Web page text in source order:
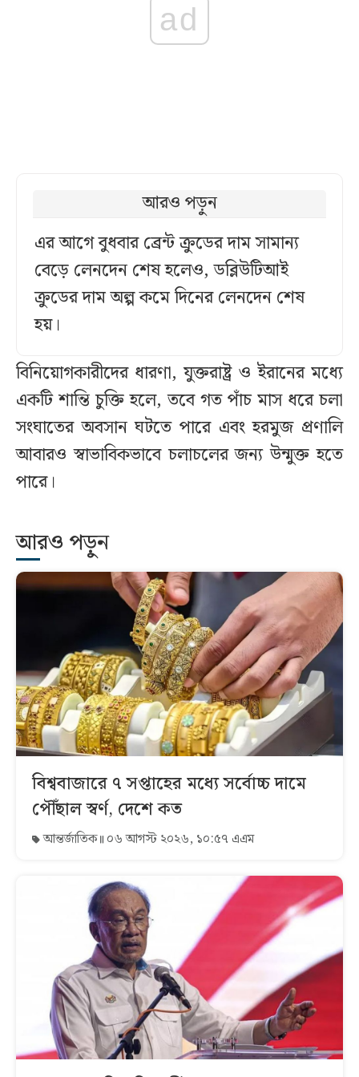
ad
আরও পড়ুন
এর আগে বুধবার ব্রেন্ট ক্রুডের দাম সামান্য
বেড়ে লেনদেন শেষ হলেও, ডব্লিউটিআই
ক্রুডের দাম অল্প কমে দিনের লেনদেন শেষ
হয়।
বিনিয়োগকারীদের ধারণা, যুক্তরাষ্ট্র ও ইরানের মধ্যে
একটি শান্তি চুক্তি হলে, তবে গত পাঁচ মাস ধরে চলা
সংঘাতের অবসান ঘটতে পারে এবং হরমুজ প্রণালি
আবারও স্বাভাবিকভাবে চলাচলের জন্য উন্মুক্ত হতে
পারে।
আরও পড়ুন
বিশ্ববাজারে ৭ সপ্তাহের মধ্যে সর্বোচ্চ দামে
পৌঁছাল স্বর্ণ, দেশে কত
আন্তর্জাতিক ০৬ আগস্ট ২০২৬, ১০:৫৭ এএম